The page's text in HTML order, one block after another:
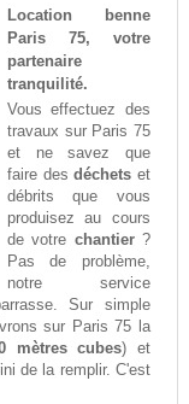
Location benne
Paris 75, votre
partenaire
tranquilité.
Vous effectuez des
travaux sur Paris 75
et ne savez que
faire desdéchets et
débrits que vous
produisez au cours
de votre chantier?
Pas de problème,
notre service
Sur simple
sur Paris 75 la
mètres cubes) et
de la remplir. C'est